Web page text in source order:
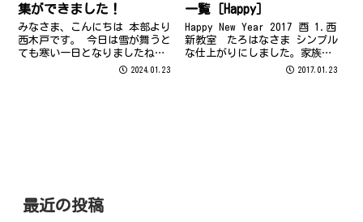
集ができました！
みなさま、こんにちは 本部より
西木戸です。 今日は雪が舞うと
ても寒い一日となりましたね～
💦 今夜から明日の朝まで雪予報
2024.01.23
一覧［Happy］
Happy New Year 2017 酉 1.西
新教室 たろはなさま シンプル
な仕上がりにしました。家族み
んなで使えるものが出来上がっ
2017.01.23
最近の投稿